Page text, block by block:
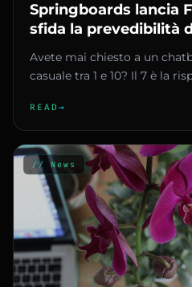
Springboards lancia
sfida la prevedibilità
chatbot
Avete mai chiesto a un
casuale tra 1 e 10? Il 7 è la
READ →
// News